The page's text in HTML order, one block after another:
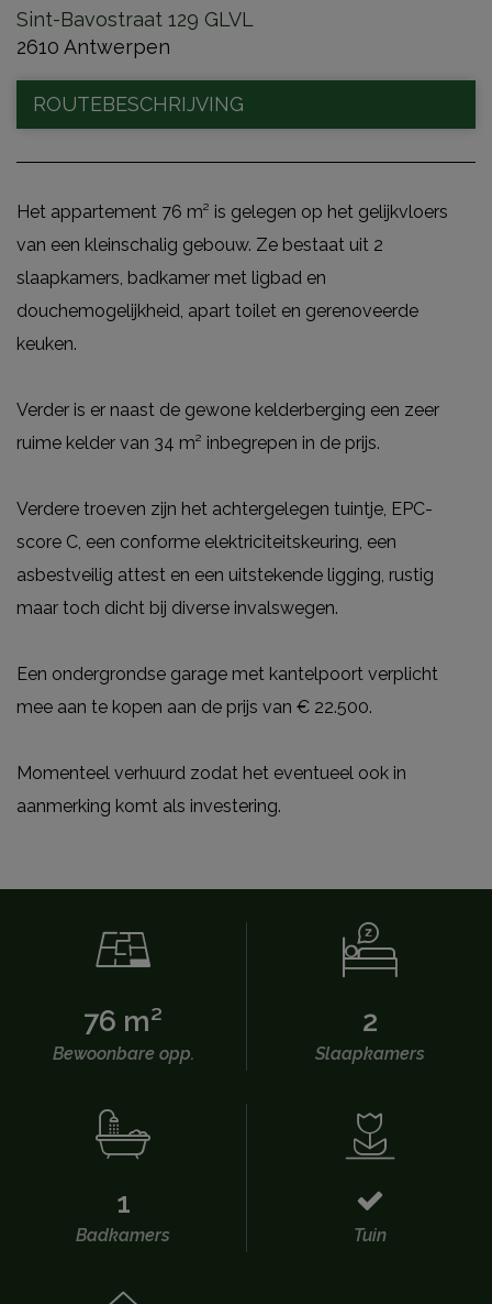
Sint-Bavostraat 129 GLVL
2610 Antwerpen
ROUTEBESCHRIJVING
Het appartement 76 m² is gelegen op het gelijkvloers
van een kleinschalig gebouw. Ze bestaat uit 2
slaapkamers, badkamer met ligbad en
douchemogelijkheid, apart toilet en gerenoveerde
keuken.
Verder is er naast de gewone kelderberging een zeer
ruime kelder van 34 m² inbegrepen in de prijs.
Verdere troeven zijn het achtergelegen tuintje, EPC-
score C, een conforme elektriciteitskeuring, een
asbestveilig attest en een uitstekende ligging, rustig
maar toch dicht bij diverse invalswegen.
Een ondergrondse garage met kantelpoort verplicht
mee aan te kopen aan de prijs van € 22.500.
Momenteel verhuurd zodat het eventueel ook in
aanmerking komt als investering.
76 m²
Bewoonbare opp.
2
Slaapkamers
1
Badkamers Tuin